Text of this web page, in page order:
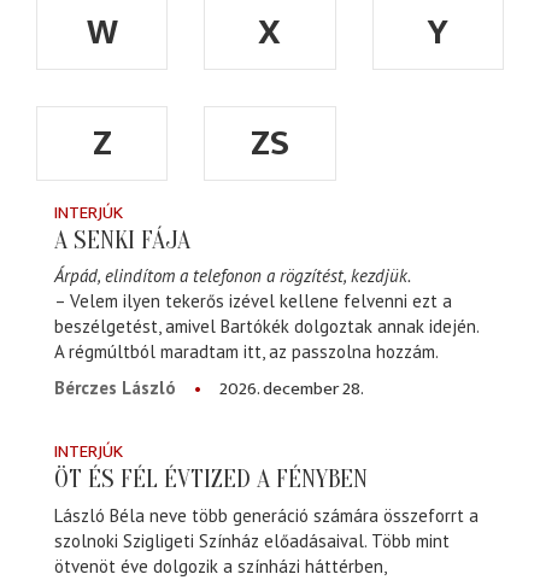
W
X
Y
Z
ZS
INTERJÚK
A SENKI FÁJA
Árpád, elindítom a telefonon a rögzítést, kezdjük.
– Velem ilyen tekerős izével kellene felvenni ezt a
beszélgetést, amivel Bartókék dolgoztak annak idején.
A régmúltból maradtam itt, az passzolna hozzám.
Bérczes László
2026. december 28.
INTERJÚK
ÖT ÉS FÉL ÉVTIZED A FÉNYBEN
László Béla neve több generáció számára összeforrt a
szolnoki Szigligeti Színház előadásaival. Több mint
ötvenöt éve dolgozik a színházi háttérben,